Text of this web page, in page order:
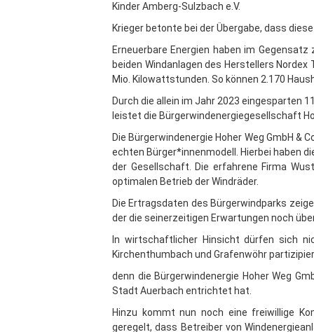
Kinder Amberg-Sulzbach e.V.
Krieger betonte bei der Übergabe, dass
Erneuerbare Energien haben im
beiden Windanlagen des Herstellers
Mio. Kilowattstunden. So können 2.170
Durch die allein im Jahr 2023 eingesparten
leistet die Bürgerwindenergiegesellschaft
Die Bürgerwindenergie Hoher Weg GmbH &
echten Bürger*innenmodell. Hierbei haben
der Gesellschaft. Die erfahrene Firma
optimalen Betrieb der Windräder.
Die Ertragsdaten des Bürgerwindparks
der die seinerzeitigen Erwartungen noch
In wirtschaftlicher Hinsicht dürfen sich
Kirchenthumbach und Grafenwöhr
denn die Bürgerwindenergie Hoher Weg
Stadt Auerbach entrichtet hat.
Hinzu kommt nun noch eine freiwillige
geregelt, dass Betreiber von